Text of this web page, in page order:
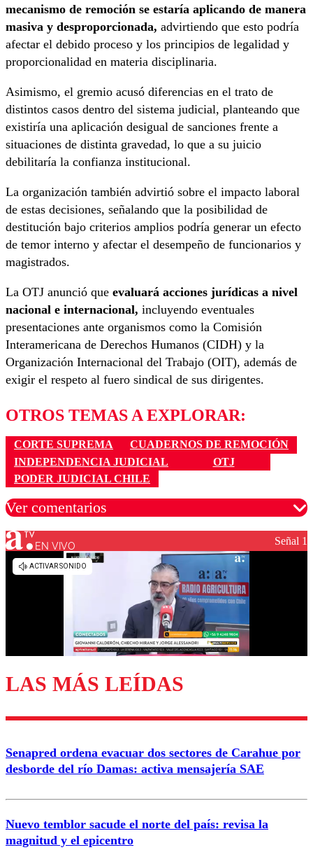
mecanismo de remoción se estaría aplicando de manera
masiva y desproporcionada, advirtiendo que esto podría
afectar el debido proceso y los principios de legalidad y
proporcionalidad en materia disciplinaria.
Asimismo, el gremio acusó diferencias en el trato de
distintos casos dentro del sistema judicial, planteando que
existiría una aplicación desigual de sanciones frente a
situaciones de distinta gravedad, lo que a su juicio
debilitaría la confianza institucional.
La organización también advirtió sobre el impacto laboral
de estas decisiones, señalando que la posibilidad de
destitución bajo criterios amplios podría generar un efecto
de temor interno y afectar el desempeño de funcionarios y
magistrados.
La OTJ anunció que evaluará acciones jurídicas a nivel
nacional e internacional, incluyendo eventuales
presentaciones ante organismos como la Comisión
Interamericana de Derechos Humanos (CIDH) y la
Organización Internacional del Trabajo (OIT), además de
exigir el respeto al fuero sindical de sus dirigentes.
OTROS TEMAS A EXPLORAR:
CORTE SUPREMA
CUADERNOS DE REMOCIÓN
INDEPENDENCIA JUDICIAL
OTJ
PODER JUDICIAL CHILE
Ver comentarios
Los comentarios son moderados para garantizar un
diálogo respetuoso.
Enviar comentario
EN VIVO Señal 1
LAS MÁS LEÍDAS
Senapred ordena evacuar dos sectores de Carahue por
desborde del río Damas: activa mensajería SAE
Nuevo temblor sacude el norte del país: revisa la
magnitud y el epicentro